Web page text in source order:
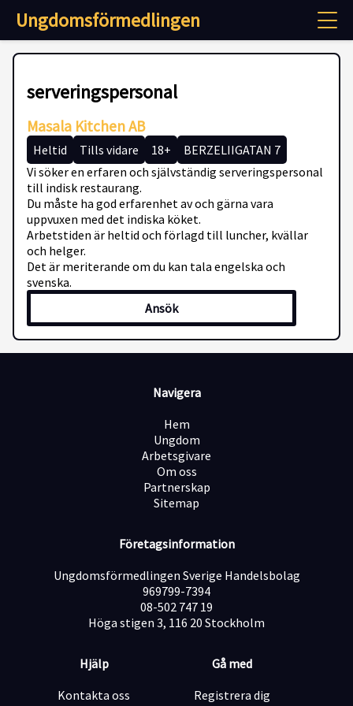
Ungdomsförmedlingen
serveringspersonal
Masala Kitchen AB
Heltid Tills vidare 18+
BERZELIIGATAN 7
Vi söker en erfaren och självständig serveringspersonal
till indisk restaurang.
Du måste ha god erfarenhet av och gärna vara
uppvuxen med det indiska köket.
Arbetstiden är heltid och förlagd till luncher, kvällar
och helger.
Det är meriterande om du kan tala engelska och
svenska.
Ansök
Navigera
Hem
Ungdom
Arbetsgivare
Om oss
Partnerskap
Sitemap
Företagsinformation
Ungdomsförmedlingen Sverige Handelsbolag
969799-7394
08-502 747 19
Höga stigen 3, 116 20 Stockholm
Hjälp
Kontakta oss
Gå med
Registrera dig